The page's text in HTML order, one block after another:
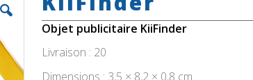
Objet publicitaire KiiFinder
Livraison : 20
Dimensions : 3,5 × 8,2 × 0,8 cm